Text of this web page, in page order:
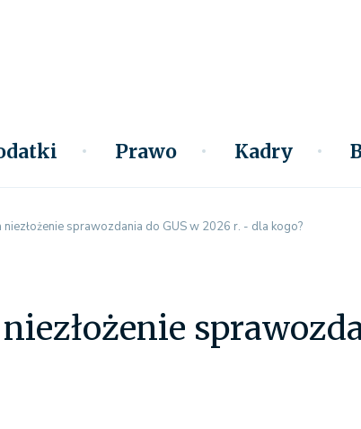
Prawo Kadry
niezłożenie sprawozdania do GUS w 2026 r. - dla kogo?